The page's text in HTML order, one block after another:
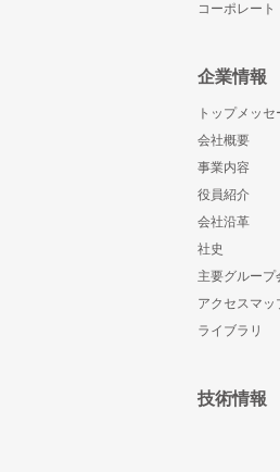
コーポレート
企業情報
トップメッセ
会社概要
事業内容
役員紹介
会社沿革
社史
主要グループ
アクセスマッ
ライブラリ
技術情報